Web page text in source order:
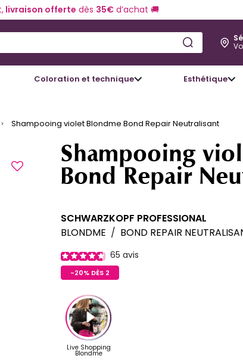
livraison offerte dès 35€d’achat 🚚
Coloration et technique Esthétique
Shampooing violet Blondme Bond Repair Neutralisant
Shampooing
Bond Repair
SCHWARZKOPF PROFESSIONAL
BLONDME / BOND REPAIR
65 avis
-20% DÈS 2